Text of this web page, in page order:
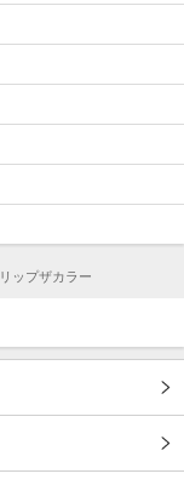
リップザカラー